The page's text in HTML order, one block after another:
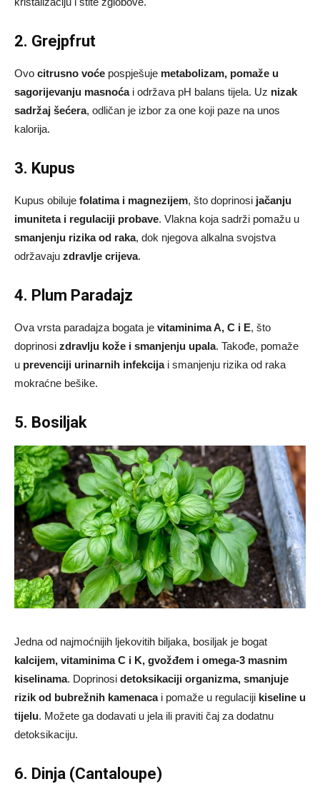
2. Grejpfrut
Ovo citrusno voće pospješuje metabolizam, pomaže u
sagorijevanju masnoćai održava pH balans tijela. Uz nizak
sadržaj šećera, odličan je izbor za one koji paze na unos
kalorija.
3. Kupus
Kupus obiluje folatima i magnezijem, što doprinosi jačanju
imuniteta i regulaciji probave. Vlakna koja sadrži pomažu u
smanjenju rizika od raka, dok njegova alkalna svojstva
održavaju zdravlje crijeva.
4. Plum Paradajz
Ova vrsta paradajza bogata je vitaminima A, C i E, što
doprinosi zdravlju kože i smanjenju upala. Takođe, pomaže
u prevenciji urinarnih infekcijai smanjenju rizika od raka
mokraćne bešike.
5. Bosiljak
Jedna od najmoćnijih ljekovitih biljaka, bosiljak je bogat
kalcijem, vitaminima C i K, gvožđem i omega-3 masnim
kiselinama. Doprinosi detoksikaciji organizma, smanjuje
rizik od bubrežnih kamenacai pomaže u regulaciji kiseline u
tijelu. Možete ga dodavati u jela ili praviti čaj za dodatnu
detoksikaciju.
6. Dinja (Cantaloupe)